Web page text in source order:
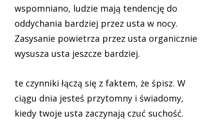
wspomniano, ludzie mają tendencję do
oddychania bardziej przez usta w nocy.
Zasysanie powietrza przez usta organicznie
wysusza usta jeszcze bardziej.
te czynniki łączą się z faktem, że śpisz. W
ciągu dnia jesteś przytomny i świadomy,
kiedy twoje usta zaczynają czuć suchość.